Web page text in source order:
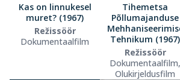
Kas on linnukesel
muret? (1967)
Režissöör
Dokumentaalfilm
Tihemetsa
Põllumajanduse
Tehnikum (1967)
Režissöör
Dokumentaalfilm,
Olukirjeldusfilm